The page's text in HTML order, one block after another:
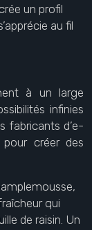
un profil
au fil
à un large
infinies
fabricants d’e-
pour créer des
qui
de raisin. Un